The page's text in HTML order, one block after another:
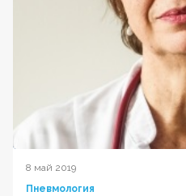
8 май 2019
Пневмология